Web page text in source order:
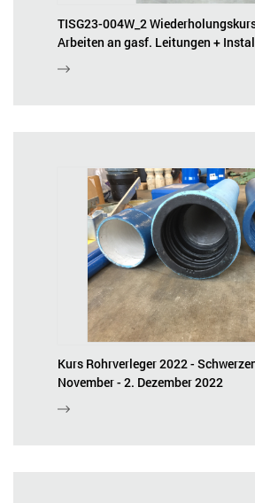
TISG23-004W_2
Arbeiten an gasf. Leitungen +
Kurs Rohrverleger 2022 -
November - 2. Dezember 2022